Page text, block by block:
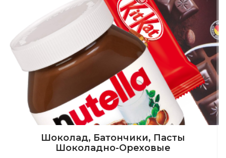
Шоколад, Батончики, Пасты
Шоколадно-Ореховые